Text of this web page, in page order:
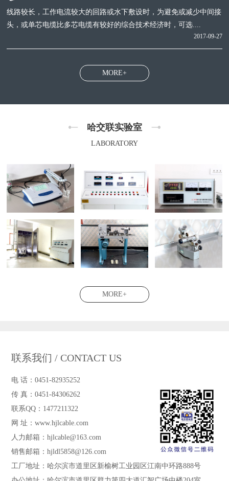
线路较长，工作电流较大的回路或水下敷设时，为避免或减少中间接
头，或单芯电缆比多芯电缆有较好的综合技术经济时，可选....
2017-09-27
MORE+
哈交联实验室
LABORATORY
MORE+
联系我们 / CONTACT US
电 话：0451-82935252
传 真：0451-84306262
联系QQ：1477211322
网 址：www.hjlcable.com
人力邮箱：hjlcable@163.com
销售邮箱：hjldl5858@126.com
工厂地址：哈尔滨市道里区新榆树工业园区江南中环路888号